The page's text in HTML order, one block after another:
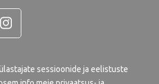
sessioonide ja eelistuste